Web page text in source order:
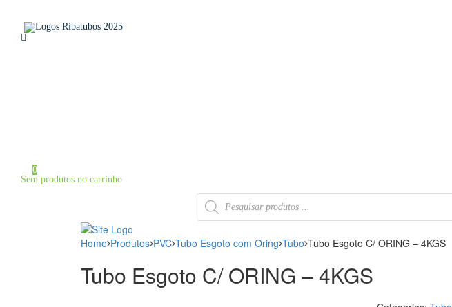
0
Sem produtos no carrinho
Products
search
Home Produtos PVC Tubo Esgoto com Oring Tubo Tubo Esgoto C/ ORING – 4KGS
Tubo Esgoto C/ ORING – 4KGS